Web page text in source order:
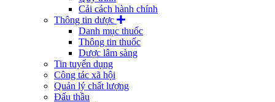
Cải cách hành chính
Thông tin dược
Danh mục thuốc
Thông tin thuốc
Dược lâm sàng
Tin tuyển dụng
Công tác xã hội
Quản lý chất lượng
Đấu thầu